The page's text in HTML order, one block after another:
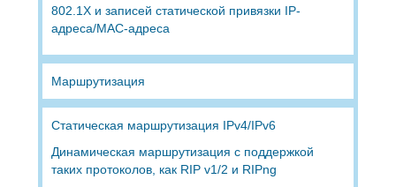
802.1X и записей статической привязки IP-
адреса/MAC-адреса
Маршрутизация
Статическая маршрутизация IPv4/IPv6
Динамическая маршрутизация с поддержкой
таких протоколов, как RIP v1/2 и RIPng